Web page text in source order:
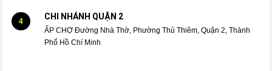
4 CHI NHÁNH QUẬN 2
ẤP CHỢ Đường Nhà Thờ, Phường Thủ Thiêm, Quận 2, Thành
Phố Hồ Chí Minh